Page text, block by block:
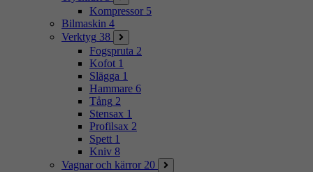
Kompressor 5
Bilmaskin 4
Verktyg 38
Fogspruta 2
Kofot 1
Slägga 1
Hammare 6
Tång 2
Stensax 1
Profilsax 2
Spett 1
Kniv 8
Vagnar och kärror 20